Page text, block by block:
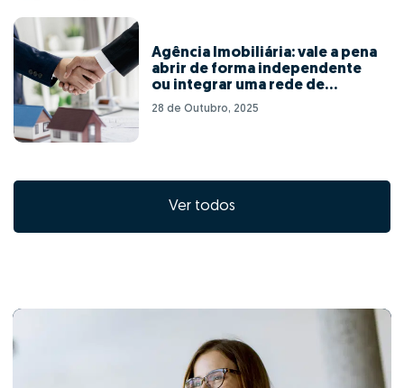
Agência Imobiliária: vale a pena
abrir de forma independente
ou integrar uma rede de
franchising?
28 de Outubro, 2025
Ver todos